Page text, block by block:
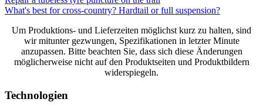
What's best for cross-country? Hardtail or full suspension?
Um Produktions- und Lieferzeiten möglichst kurz zu halten, sind
wir mitunter gezwungen, Spezifikationen in letzter Minute
anzupassen. Bitte beachten Sie, dass sich diese Änderungen
möglicherweise nicht auf den Produktseiten und Produktbildern
widerspiegeln.
Technologien